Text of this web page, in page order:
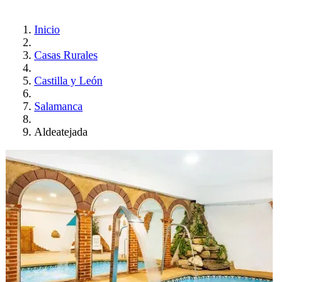
Inicio
Casas Rurales
Castilla y León
Salamanca
Aldeatejada